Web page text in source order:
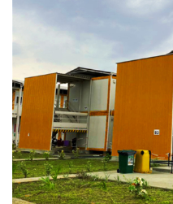
ar an tionscadal: Nuair a
domhanda i gceist...